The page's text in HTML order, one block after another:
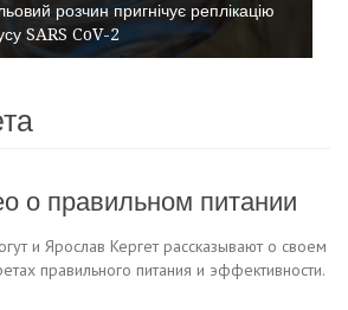
розчин пригнічує реплікацію
SARS CoV-2
о правильном питании
и Ярослав Кергет рассказывают о своем
правильного питания и эффективности.